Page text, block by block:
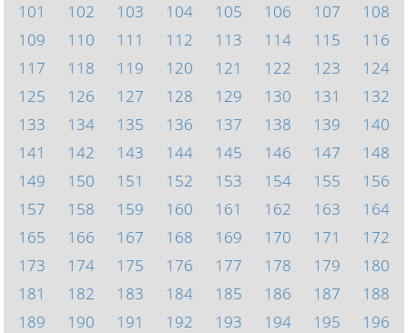
101
102 103 104 105 106 107
108
109
110 111 112 113 114 115
116
117
118 119 120 121 122 123
124
125
126 127 128 129 130 131
132
133
134 135 136 137 138 139
140
141
142 143 144 145 146 147
148
149
150 151 152 153 154 155
156
157
158 159 160 161 162 163
164
165
166 167 168 169 170 171
172
173
174 175 176 177 178 179
180
181
182 183 184 185 186 187
188
189
190 191 192 193 194 195
196